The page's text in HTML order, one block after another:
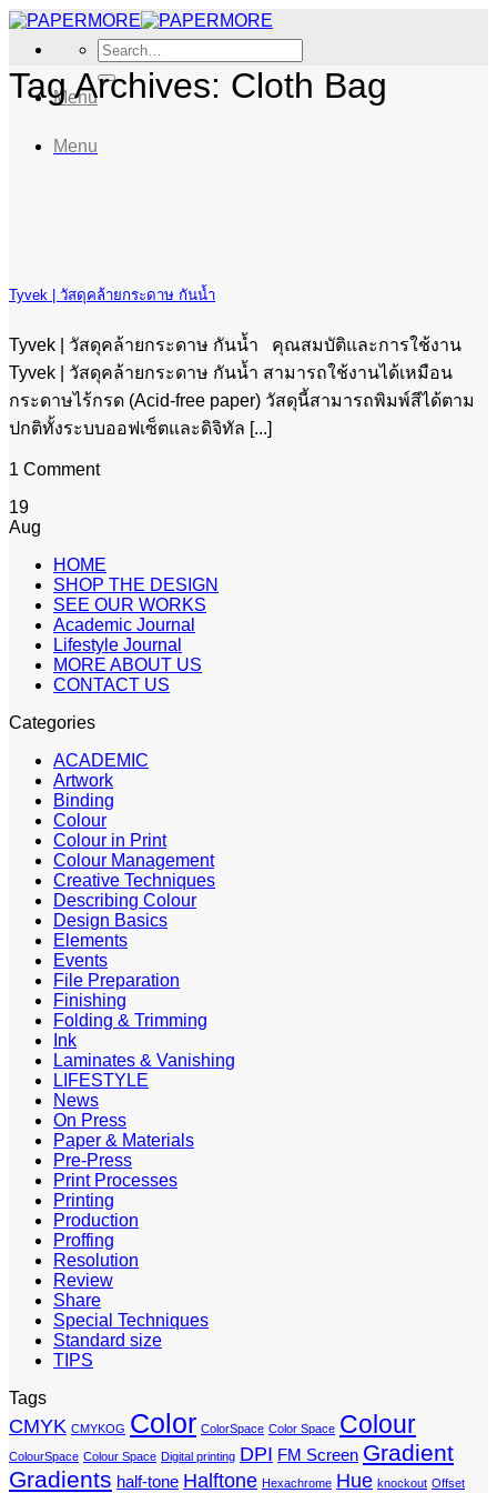
Skip
content
Search
for:
Menu
Menu
Tag Archives: Cloth Bag
Tyvek | วัสดุคล้ายกระดาษ กันน้ำ
Tyvek | วัสดุคล้ายกระดาษ กันน้ำ คุณสมบัติและการใช้งาน
Tyvek | วัสดุคล้ายกระดาษ กันน้ำ สามารถใช้งานได้เหมือน
กระดาษไร้กรด (Acid-free paper) วัสดุนี้สามารถพิมพ์สีได้ตาม
ปกติทั้งระบบออฟเซ็ตและดิจิทัล [...]
1 Comment
19
Aug
HOME
SHOP THE DESIGN
SEE OUR WORKS
Academic Journal
Lifestyle Journal
MORE ABOUT US
CONTACT US
Categories
ACADEMIC
Artwork
Binding
Colour
Colour in Print
Colour Management
Creative Techniques
Describing Colour
Design Basics
Elements
Events
File Preparation
Finishing
Folding & Trimming
Ink
Laminates & Vanishing
LIFESTYLE
News
On Press
Paper & Materials
Pre-Press
Print Processes
Printing
Production
Proffing
Resolution
Review
Share
Special Techniques
Standard size
TIPS
Tags
CMYK CMYKOG Color ColorSpace Color Space Colour
ColourSpace Colour Space Digital printing DPI FM Screen Gradient
Gradients half-tone Halftone Hexachrome Hue knockout Offset